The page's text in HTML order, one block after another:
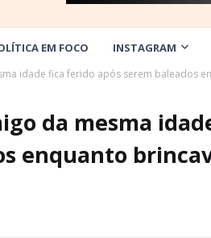
EM FOCO INSTAGRAM
idade fica ferido após serem baleados
da mesma
enquanto